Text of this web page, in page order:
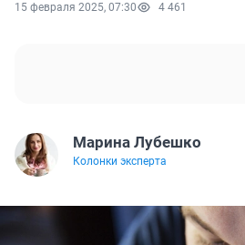
15 февраля 2025, 07:30 4 461
Марина Лубешко
Колонки эксперта